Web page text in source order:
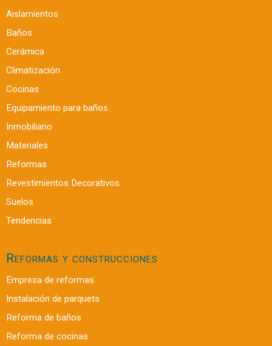
Aislamientos
Baños
Cerámica
Climatización
Cocinas
Equipamiento para baños
Inmobiliario
Materiales
Reformas
Revestimientos Decorativos
Suelos
Tendencias
Reformas y construcciones
Empresa de reformas
Instalación de parquets
Reforma de baños
Reforma de cocinas